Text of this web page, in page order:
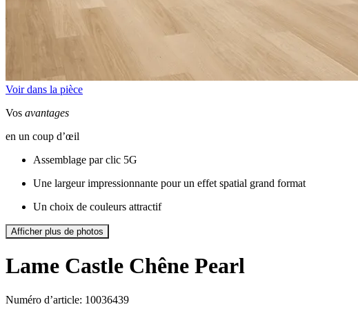
Voir dans la pièce
Vos avantages
en un coup d’œil
Assemblage par clic 5G
Une largeur impressionnante pour un effet spatial grand format
Un choix de couleurs attractif
Afficher plus de photos
Lame Castle Chêne Pearl
Numéro d’article: 10036439